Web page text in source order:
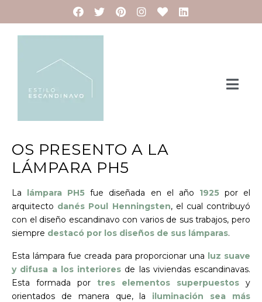
OS PRESENTO A LA
LÁMPARA PH5
La lámpara PH5 fue diseñada en el año 1925por el
arquitecto danés Poul Henningsten, el cual contribuyó
con el diseño escandinavo con varios de sus trabajos, pero
siempre destacó por los diseños de sus lámparas.
Esta lámpara fue creada para proporcionar una luz suave
y difusa a los interiores de las viviendas escandinavas.
Esta formada por tres elementos superpuestos y
orientados de manera que, la iluminación sea más